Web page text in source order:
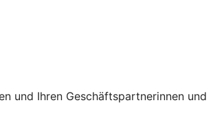
und Ihren Geschäftspartnerinnen und